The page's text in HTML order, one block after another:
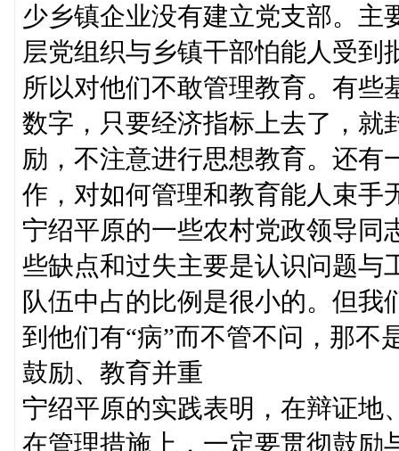
少乡镇企业没有建立党支部。主
层党组织与乡镇干部怕能人受到
所以对他们不敢管理教育。有些
数字，只要经济指标上去了，就
励，不注意进行思想教育。还有
作，对如何管理和教育能人束手
宁绍平原的一些农村党政领导同
些缺点和过失主要是认识问题与
队伍中占的比例是很小的。但
到他们有“病”而不管不问，那不
鼓励、教育并重
宁绍平原的实践表明，在辩证地
在管理措施上，一定要贯彻鼓励